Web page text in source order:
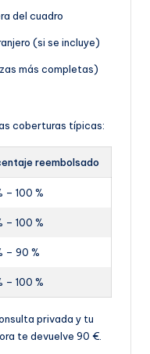
del cuadro
(si se incluye)
más completas)
coberturas típicas:
reembolsado
– 100 %
– 100 %
– 90 %
– 100 %
privada y tu
te devuelve 90 €.